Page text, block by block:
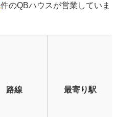
件のQBハウスが営業していま
路線 最寄り駅